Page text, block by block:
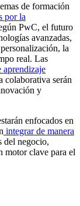
de formación
por la
PwC, el futuro
avanzadas,
la
real. Las
aprendizaje
colaborativa serán
y
enfocados en
integrar de manera
del negocio,
motor clave para el